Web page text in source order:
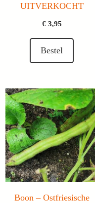
UITVERKOCHT
€3,95
Bestel
Boon – Ostfriesische